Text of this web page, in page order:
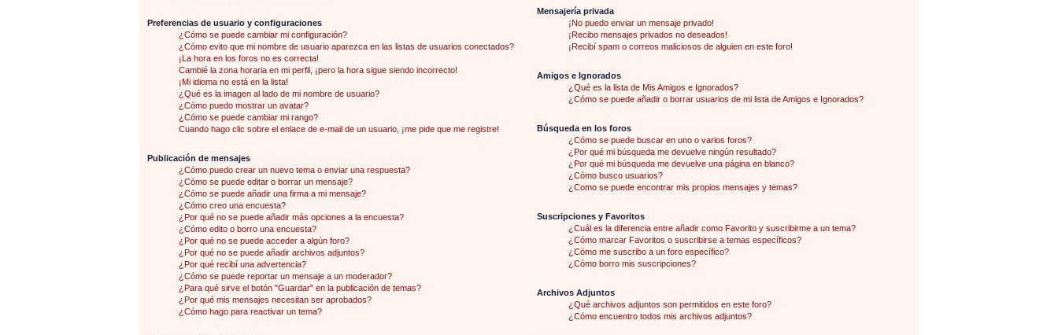
Preferencias de usuario y configuraciones
¿Cómo se puede cambiar mi configuración?
¿Cómo evito que mi nombre de usuario aparezca en las listas de usuarios conectados?
¡La hora en los foros no es correcta!
Cambié la zona horaria en mi perfil, ¡pero la hora sigue siendo incorrecto!
¡Mi idioma no está en la lista!
¿Qué es la imagen al lado de mi nombre de usuario?
¿Cómo puedo mostrar un avatar?
¿Cómo se puede cambiar mi rango?
Cuando hago clic sobre el enlace de e-mail de un usuario, ¡me pide que me registre!
Publicación de mensajes
¿Cómo puedo crear un nuevo tema o enviar una respuesta?
¿Cómo se puede editar o borrar un mensaje?
¿Cómo se puede añadir una firma a mi mensaje?
¿Cómo creo una encuesta?
¿Por qué no se puede añadir más opciones a la encuesta?
¿Cómo edito o borro una encuesta?
¿Por qué no se puede acceder a algún foro?
¿Por qué no se puede añadir archivos adjuntos?
¿Por qué recibí una advertencia?
¿Cómo se puede reportar un mensaje a un moderador?
¿Para qué sirve el botón "Guardar" en la publicación de temas?
¿Por qué mis mensajes necesitan ser aprobados?
¿Cómo hago para reactivar un tema?
Mensajería privada
¡No puedo enviar un mensaje privado!
¡Recibo mensajes privados no deseados!
¡Recibí spam o correos maliciosos de alguien en este foro!
Amigos e Ignorados
¿Qué es la lista de Mis Amigos e Ignorados?
¿Cómo se puede añadir o borrar usuarios de mi lista de Amigos e Ignorados?
Búsqueda en los foros
¿Cómo se puede buscar en uno o varios foros?
¿Por qué mi búsqueda me devuelve ningún resultado?
¿Por qué mi búsqueda me devuelve una página en blanco?
¿Cómo busco usuarios?
¿Como se puede encontrar mis propios mensajes y temas?
Suscripciones y Favoritos
¿Cuál es la diferencia entre añadir como Favorito y suscribirme a un tema?
¿Cómo marcar Favoritos o suscribirse a temas específicos?
¿Cómo me suscribo a un foro específico?
¿Cómo borro mis suscripciones?
Archivos Adjuntos
¿Qué archivos adjuntos son permitidos en este foro?
¿Cómo encuentro todos mis archivos adjuntos?